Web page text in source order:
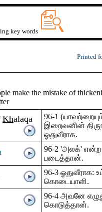
key words
Printed
make the mistake of
Khalaqa
96-1
இறைவனின்
ஓதுவீராக.
96-2 'அலக்' என்ற
படைத்தான்.
96-3 ஓதுவீராக:
கொடையாளி.
96-4 அவனே
கொடுத்தான்.